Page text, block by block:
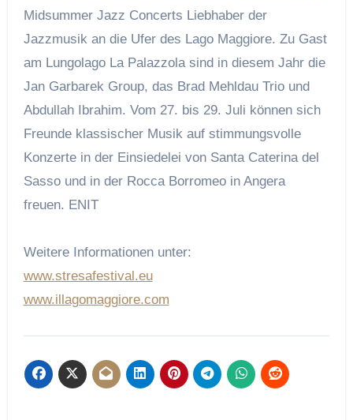
Midsummer Jazz Concerts Liebhaber der
Jazzmusik an die Ufer des Lago Maggiore. Zu Gast
am Lungolago La Palazzola sind in diesem Jahr die
Jan Garbarek Group, das Brad Mehldau Trio und
Abdullah Ibrahim. Vom 27. bis 29. Juli können sich
Freunde klassischer Musik auf stimmungsvolle
Konzerte in der Einsiedelei von Santa Caterina del
Sasso und in der Rocca Borromeo in Angera
freuen. ENIT
Weitere Informationen unter:
www.stresafestival.eu
www.illagomaggiore.com